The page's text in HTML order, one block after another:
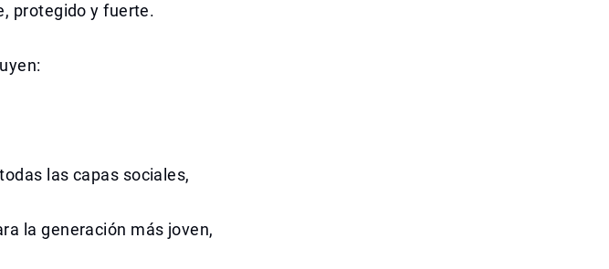
protegido y fuerte.
las capas sociales,
la generación más joven,